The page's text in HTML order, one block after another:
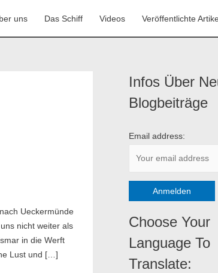
uns Das Schiff Videos Veröffentlichte
Ueckermünde
nicht weiter als
in die Werft
Lust und […]
Infos Über
Blogbeiträge
Email address:
Choose Your
Language To
Translate:
K
a
r
n